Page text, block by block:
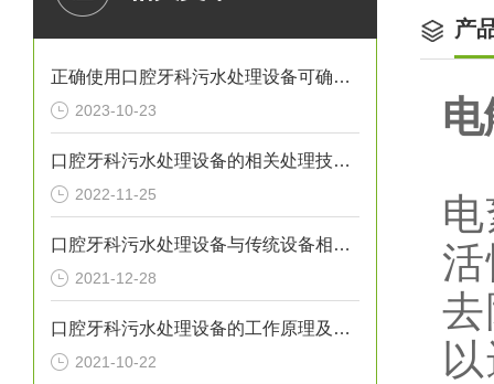
正确使用口腔牙科污水处理设备可确保处理效果
2023-10-23
口腔牙科污水处理设备的相关处理技术介绍
2022-11-25
口腔牙科污水处理设备与传统设备相比的优势介绍
2021-12-28
口腔牙科污水处理设备的工作原理及出故障时需采取的措施介绍
2021-10-22
产